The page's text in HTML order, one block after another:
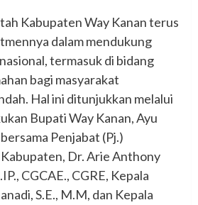
Kabupaten Way Kanan terus
dalam mendukung
termasuk di bidang
bagi masyarakat
Hal ini ditunjukkan melalui
Bupati Way Kanan, Ayu
Penjabat (Pj.)
Dr. Arie Anthony
CGCAE., CGRE, Kepala
S.E., M.M, dan Kepala